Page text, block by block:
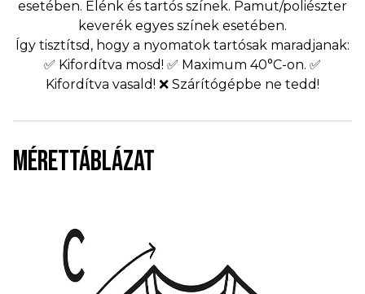
esetében. Élénk és tartós színek. Pamut/poliészter
keverék egyes színek esetében.
Így tisztítsd, hogy a nyomatok tartósak maradjanak:
✅ Kifordítva mosd! ✅ Maximum 40°C-on. ✅
Kifordítva vasald! ❌ Szárítógépbe ne tedd!
MÉRETTÁBLÁZAT